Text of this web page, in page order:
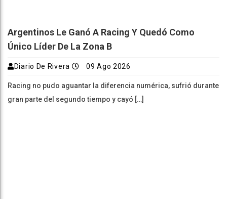
Argentinos Le Ganó A Racing Y Quedó Como
Único Líder De La Zona B
Diario De Rivera 09 Ago 2026
Racing no pudo aguantar la diferencia numérica, sufrió durante
gran parte del segundo tiempo y cayó […]